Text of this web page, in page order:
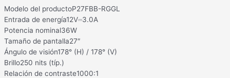
Modelo del productoP27FBB-RGGL
Entrada de energía12V⎓3.0A
Potencia nominal36W
Tamaño de pantalla27″
Ángulo de visión178° (H) / 178° (V)
Brillo250 nits (típ.)
Relación de contraste1000:1